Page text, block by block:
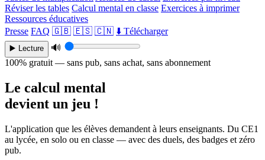
Réviser les tables Calcul mental en classe Exercices à imprimer
Ressources éducatives
Presse FAQ 🇬🇧 🇪🇸 🇨🇳 ⬇️ Télécharger
▶️ Lecture
🔊
100% gratuit — sans pub, sans achat, sans abonnement
Le calcul mental
devient un jeu !
L'application que les élèves demandent à leurs enseignants. Du CE1
au lycée, en solo ou en classe — avec des duels, des badges et zéro
pub.